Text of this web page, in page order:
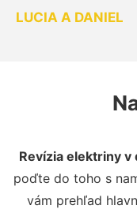
LUCIA A DANIEL
Revízia elektriny v
poďte do toho s
vám prehľad